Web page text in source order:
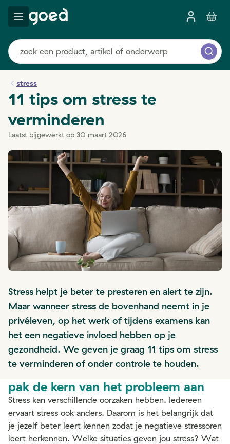
stress
11 tips om stress te
verminderen
Laatst bijgewerkt op 30 maart 2026
Stress helpt je beter te presteren en alert te zijn.
Maar wanneer stress de bovenhand neemt in je
privéleven, op het werk of tijdens examens kan
het een negatieve invloed hebben op je
gezondheid. We geven je graag 11 tips om stress
te verminderen of onder controle te houden.
pak de kern van het probleem aan
Stress kan verschillende oorzaken hebben. Iedereen
ervaart stress ook anders. Daarom is het belangrijk dat
je jezelf beter leert kennen zodat je negatieve stressoren
leert herkennen. Welke situaties geven jou stress? Wat